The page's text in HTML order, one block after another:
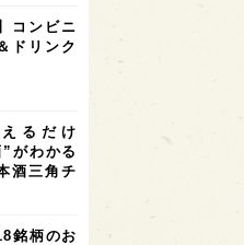
コンビニ
ドリンク
るだけ
がわかる
酒三角チ
銘柄のお